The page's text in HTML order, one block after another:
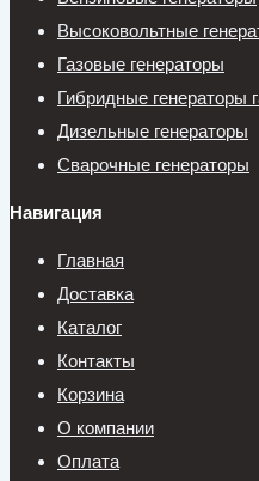
Высоковольтные
Газовые генераторы
Гибридные генераторы
Дизельные генераторы
Сварочные генераторы
Навигация
Главная
Доставка
Каталог
Контакты
Корзина
О компании
Оплата